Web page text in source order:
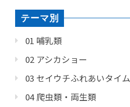
テーマ別
01 哺乳類
02 アシカショー
03 セイウチふれあいタイム
04 爬虫類・両生類